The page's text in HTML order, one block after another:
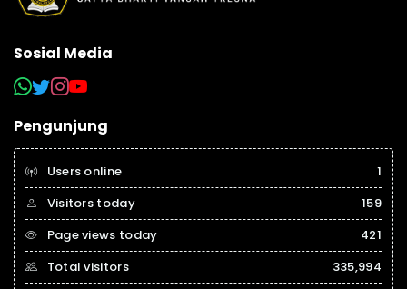
Sosial Media
Pengunjung
Users online
1
Visitors today
159
Page views today
421
Total visitors
335,994